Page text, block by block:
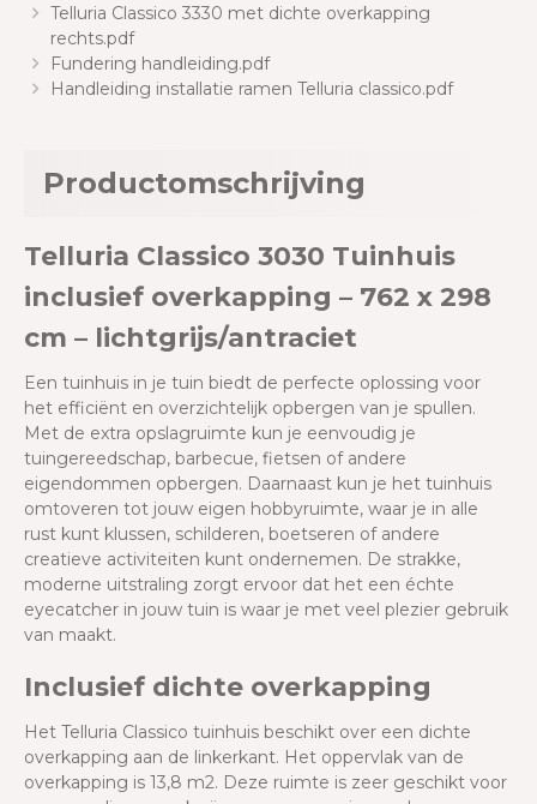
Telluria Classico 3330 met dichte overkapping
rechts.pdf
Fundering handleiding.pdf
Handleiding installatie ramen Telluria classico.pdf
Productomschrijving
Telluria Classico 3030 Tuinhuis
inclusief overkapping – 762 x 298
cm – lichtgrijs/antraciet
Een tuinhuis in je tuin biedt de perfecte oplossing voor
het efficiënt en overzichtelijk opbergen van je spullen.
Met de extra opslagruimte kun je eenvoudig je
tuingereedschap, barbecue, fietsen of andere
eigendommen opbergen. Daarnaast kun je het tuinhuis
omtoveren tot jouw eigen hobbyruimte, waar je in alle
rust kunt klussen, schilderen, boetseren of andere
creatieve activiteiten kunt ondernemen. De strakke,
moderne uitstraling zorgt ervoor dat het een échte
eyecatcher in jouw tuin is waar je met veel plezier gebruik
van maakt.
Inclusief dichte overkapping
Het Telluria Classico tuinhuis beschikt over een dichte
overkapping aan de linkerkant. Het oppervlak van de
overkapping is 13,8 m2. Deze ruimte is zeer geschikt voor